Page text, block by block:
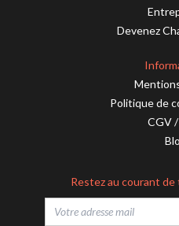
Devenez
Politique de
CGV/
Restez au courant